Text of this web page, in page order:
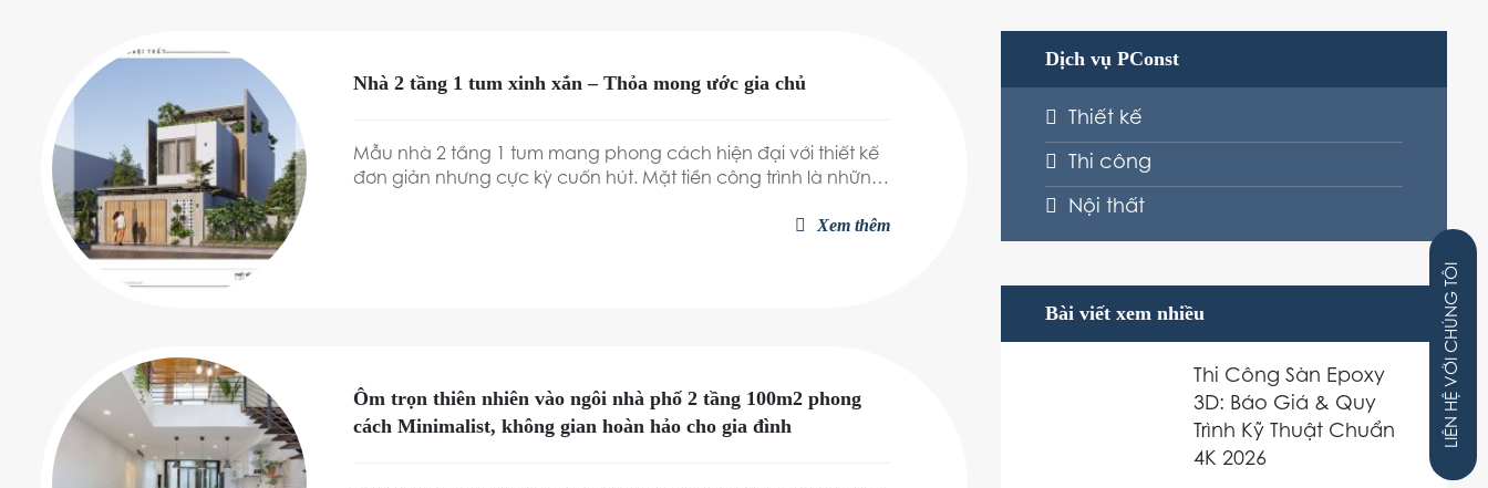
Nhà 2 tầng 1 tum xinh xắn – Thỏa mong ước gia chủ
Mẫu nhà 2 tầng 1 tum mang phong cách hiện đại với thiết kế
đơn giản nhưng cực kỳ cuốn hút. Mặt tiền công trình là những
Xem thêm
Ôm trọn thiên nhiên vào ngôi nhà phố 2 tầng 100m2 phong
cách Minimalist, không gian hoàn hảo cho gia đình
Dịch vụ PConst
Thiết kế
Thi công
Nội thất
Bài viết xem nhiều
Thi Công Sàn Epoxy
3D: Báo Giá & Quy
Trình Kỹ Thuật Chuẩn
4K 2026
LIÊN HỆ
VỚI CHÚNG TÔI